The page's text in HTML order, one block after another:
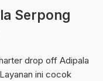
Serpong
drop off Adipala
ini cocok